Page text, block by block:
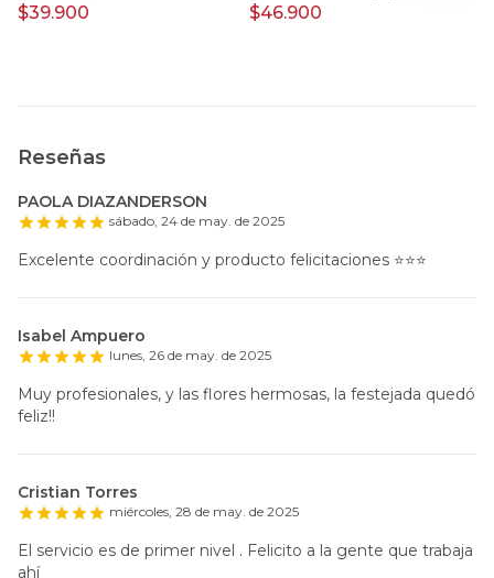
$39.900 $46.900
Reseñas
PAOLA DIAZANDERSON
sábado, 24 de may. de 2025
Excelente coordinación y producto felicitaciones ⭐️⭐️⭐️
Isabel Ampuero
lunes, 26 de may. de 2025
Muy profesionales, y las flores hermosas, la festejada quedó
feliz!!
Cristian Torres
miércoles, 28 de may. de 2025
El servicio es de primer nivel . Felicito a la gente que trabaja
ahí